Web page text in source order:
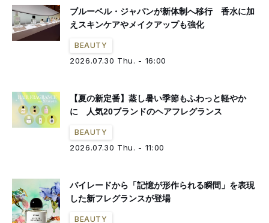
ブルーベル・ジャパンが新体制へ移行 香水に加
えスキンケアやメイクアップも強化
BEAUTY
2026.07.30 Thu. - 16:00
【夏の新定番】蒸し暑い季節もふわっと軽やか
に 人気20ブランドのヘアフレグランス
BEAUTY
2026.07.30 Thu. - 11:00
バイレードから「記憶が形作られる瞬間」を表現
した新フレグランスが登場
BEAUTY